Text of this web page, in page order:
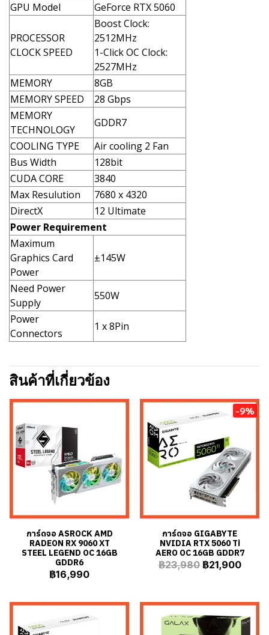
GPU Model
GeForce RTX 5060
PROCESSOR
CLOCK SPEED
Boost Clock:
2512MHz
1-Click OC Clock:
2527MHz
MEMORY
8GB
MEMORY SPEED
28 Gbps
MEMORY
TECHNOLOGY
GDDR7
COOLING TYPE
Air cooling 2 Fan
Bus Width
128bit
CUDA CORE
3840
Max Resulution
7680 x 4320
DirectX
12 Ultimate
Power Requirement
Maximum
Graphics Card
Power
±145W
Need Power
Supply
550W
Power
Connectors
1 x 8Pin
สินค้าที่เกี่ยวข้อง
การ์ดจอ ASROCK AMD
RADEON RX 9060 XT
STEEL LEGEND OC 16GB
GDDR6
฿16,990
-9%
การ์ดจอ GIGABYTE
NVIDIA RTX 5060 Ti
AERO OC 16GB GDDR7
฿23,980 ฿21,900